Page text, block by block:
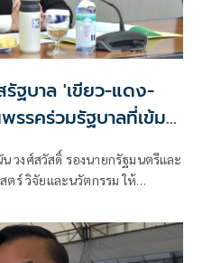
รัฐบาล 'เขียว-แดง-
รรคร่วมรัฐบาลที่เข้ม
วงศ์สวัสดิ์ รองนายกรัฐมนตรีและ
ตร์ วิจัยและนวัตกรรม ให้